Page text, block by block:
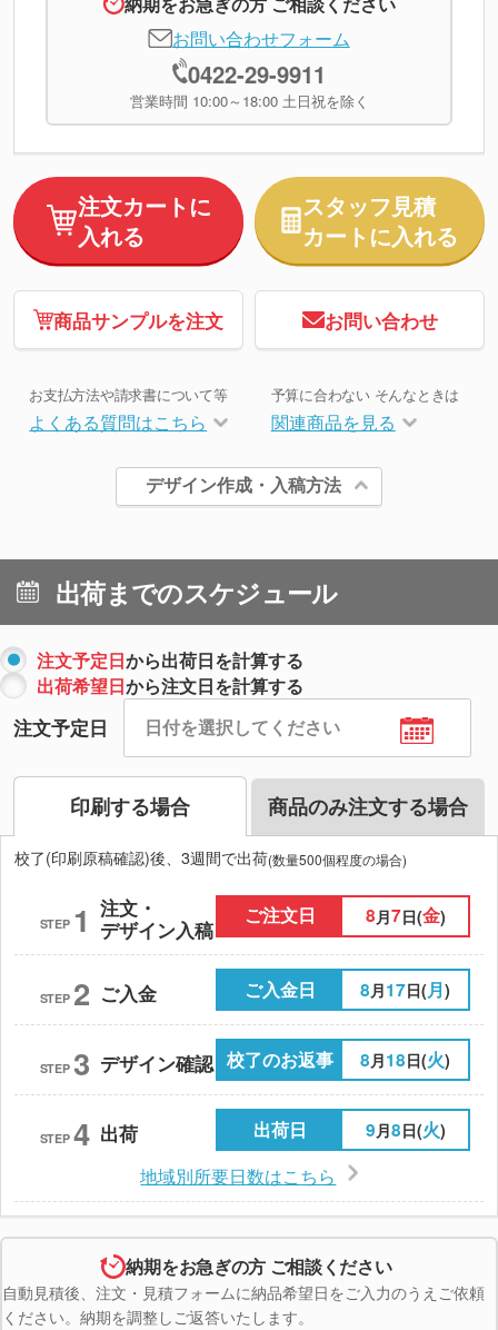
お問い合わせフォーム
0422-29-9911
営業時間 10:00～18:00 土日祝を除く
注文カートに
入れる
スタッフ見積
カートに入れる
商品サンプルを注文 お問い合わせ
お支払方法や請求書について等
よくある質問はこちら
予算に合わない そんなときは
関連商品を見る
デザイン作成・入稿方法
出荷までのスケジュール
注文予定日から出荷日を計算する
出荷希望日から注文日を計算する
注文予定日
印刷する場合 商品のみ注文する場合
校了(印刷原稿確認)後、3週間で出荷(数量500個程度の場合)
STEP 1 注文・
デザイン入稿
ご注文日 8 月7日(金)
STEP 2 ご入金 ご入金日 8月17日(月)
STEP 3 デザイン確認 校了のお返事 8月18日(火)
STEP 4 出荷 出荷日 9月8日(火)
地域別所要日数はこちら
納期をお急ぎの方 ご相談ください
自動見積後、注文・見積フォームに納品希望日をご入力のうえご依頼
ください。納期を調整しご返答いたします。